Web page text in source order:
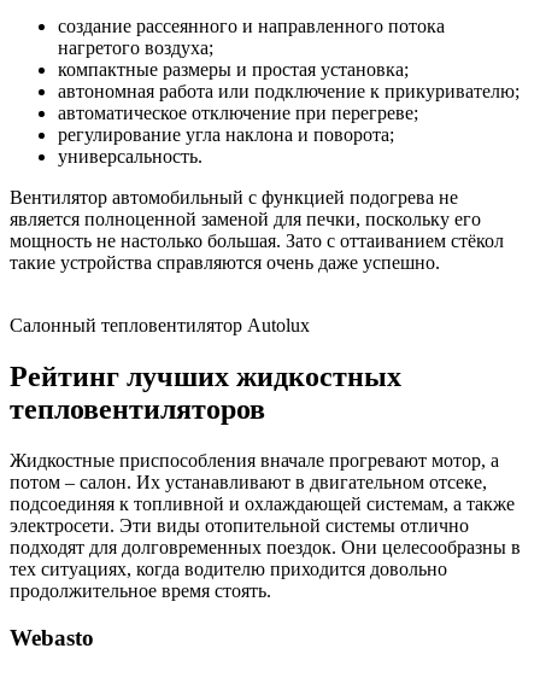
создание рассеянного и направленного потока
нагретого воздуха;
компактные размеры и простая установка;
автономная работа или подключение к прикуривателю;
автоматическое отключение при перегреве;
регулирование угла наклона и поворота;
универсальность.
Вентилятор автомобильный с функцией подогрева не
является полноценной заменой для печки, поскольку его
мощность не настолько большая. Зато с оттаиванием стёкол
такие устройства справляются очень даже успешно.
Салонный тепловентилятор Autolux
Рейтинг лучших жидкостных
тепловентиляторов
Жидкостные приспособления вначале прогревают мотор, а
потом – салон. Их устанавливают в двигательном отсеке,
подсоединяя к топливной и охлаждающей системам, а также
электросети. Эти виды отопительной системы отлично
подходят для долговременных поездок. Они целесообразны в
тех ситуациях, когда водителю приходится довольно
продолжительное время стоять.
Webasto